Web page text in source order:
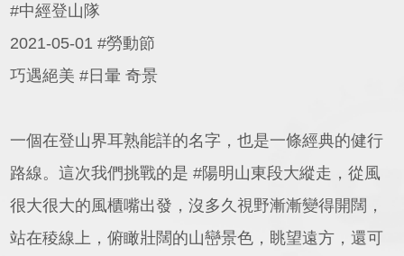
#中經登山隊
2021-05-01 #勞動節
巧遇絕美 #日暈 奇景
一個在登山界耳熟能詳的名字，也是一條經典的健行
路線。這次我們挑戰的是 #陽明山東段大縱走，從風
很大很大的風櫃嘴出發，沒多久視野漸漸變得開闊，
站在稜線上，俯瞰壯闊的山巒景色，眺望遠方，還可